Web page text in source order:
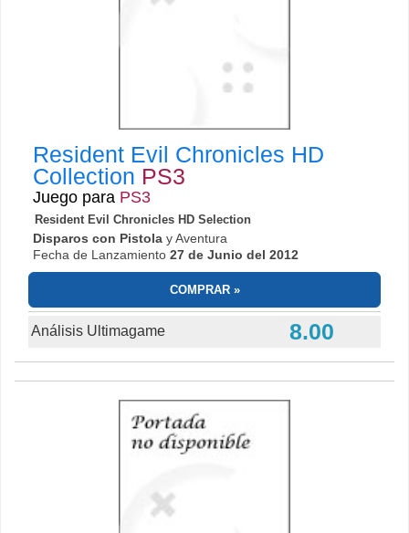
Resident Evil Chronicles HD
Collection PS3
Juego para PS3
Resident Evil Chronicles HD Selection
Disparos con Pistola y Aventura
Fecha de Lanzamiento 27 de Junio del 2012
COMPRAR
Análisis Ultimagame 8.00